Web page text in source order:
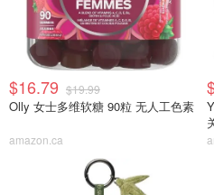
$16.79 $19.99
Olly 女士多维软糖 90粒 无人工色素
amazon.ca